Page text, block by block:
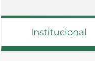
Institucional